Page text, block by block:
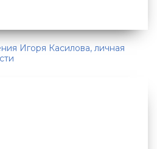
Игоря Касилова, личная